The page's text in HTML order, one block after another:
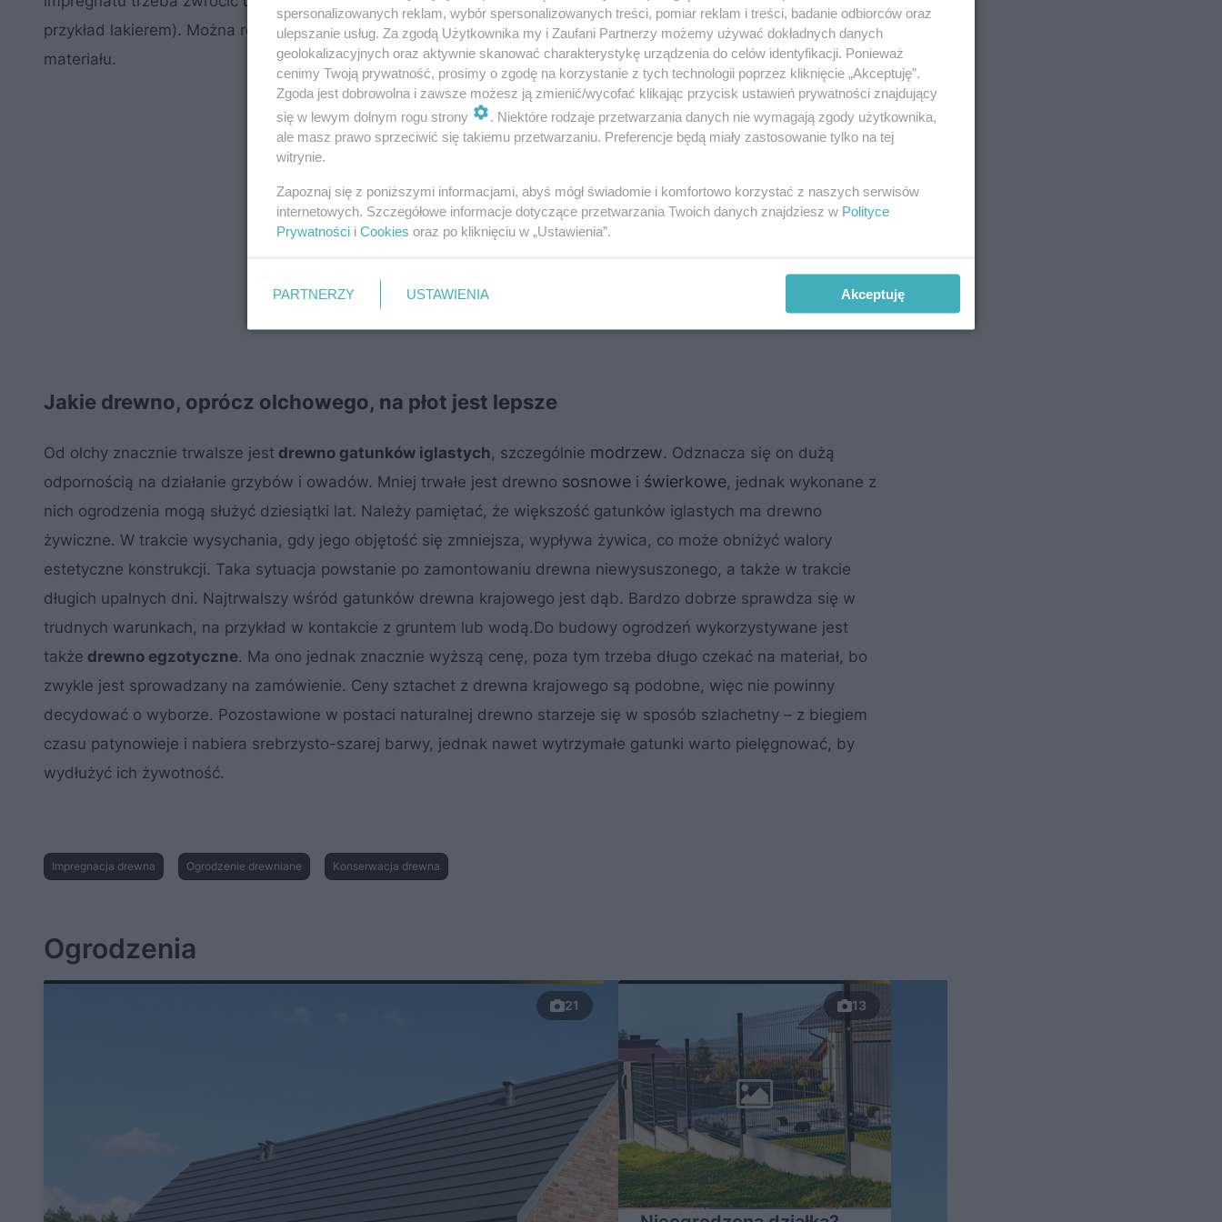
przykład lakierem). Można również kupić sztachety poddane impregnacji, jednak wiąże się to z wyższą ceną
materiału.
Jakie drewno, oprócz olchowego, na płot jest lepsze
Od olchy znacznie trwalsze jest drewno gatunków iglastych, szczególnie modrzew. Odznacza się on dużą
odpornością na działanie grzybów i owadów. Mniej trwałe jest drewno sosnowe i świerkowe, jednak wykonane z
nich ogrodzenia mogą służyć dziesiątki lat. Należy pamiętać, że większość gatunków iglastych ma drewno
żywiczne. W trakcie wysychania, gdy jego objętość się zmniejsza, wypływa żywica, co może obniżyć walory
estetyczne konstrukcji. Taka sytuacja powstanie po zamontowaniu drewna niewysuszonego, a także w trakcie
długich upalnych dni. Najtrwalszy wśród gatunków drewna krajowego jest dąb. Bardzo dobrze sprawdza się w
trudnych warunkach, na przykład w kontakcie z gruntem lub wodą.Do budowy ogrodzeń wykorzystywane jest
także drewno egzotyczne. Ma ono jednak znacznie wyższą cenę, poza tym trzeba długo czekać na materiał, bo
zwykle jest sprowadzany na zamówienie. Ceny sztachet z drewna krajowego są podobne, więc nie powinny
decydować o wyborze. Pozostawione w postaci naturalnej drewno starzeje się w sposób szlachetny – z biegiem
czasu patynowieje i nabiera srebrzysto-szarej barwy, jednak nawet wytrzymałe gatunki warto pielęgnować, by
wydłużyć ich żywotność.
Impregnacja drewna Ogrodzenie drewniane Konserwacja drewna
Ogrodzenia
21 13
spersonalizowanych reklam, wybór spersonalizowanych treści, pomiar reklam i treści, badanie odbiorców oraz
ulepszanie usług. Za zgodą Użytkownika my i Zaufani Partnerzy możemy używać dokładnych danych
geolokalizacyjnych oraz aktywnie skanować charakterystykę urządzenia do celów identyfikacji. Ponieważ
cenimy Twoją prywatność, prosimy o zgodę na korzystanie z tych technologii poprzez kliknięcie „Akceptuję”.
Zgoda jest dobrowolna i zawsze możesz ją zmienić/wycofać klikając przycisk ustawień prywatności znajdujący
się w lewym dolnym rogu strony
. Niektóre rodzaje przetwarzania danych nie wymagają zgody użytkownika,
ale masz prawo sprzeciwić się takiemu przetwarzaniu. Preferencje będą miały zastosowanie tylko na tej
witrynie.
Zapoznaj się z poniższymi informacjami, abyś mógł świadomie i komfortowo korzystać z naszych serwisów
internetowych. Szczegółowe informacje dotyczące przetwarzania Twoich danych znajdziesz w Polityce
Prywatności i Cookies oraz po kliknięciu w „Ustawienia”.
PARTNERZY USTAWIENIA Akceptuję